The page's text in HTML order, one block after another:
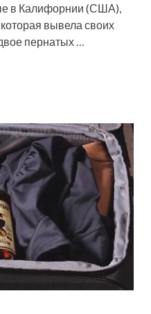
в Калифорнии (США),
вывела своих
пернатых …